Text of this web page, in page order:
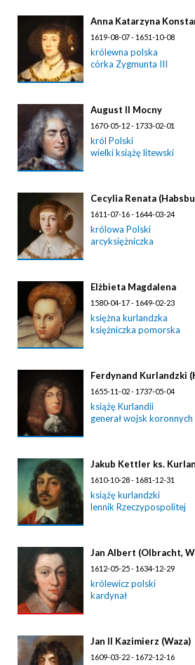
Anna Katarzyna
1619-08-07 - 1651-10-08
królewna polska
córka Zygmunta III
August II Mocny
1670-05-12 - 1733-02-01
król Polski
wielki książę litewski
Cecylia Renata
1611-07-16 - 1644-03-24
królowa Polski
arcyksiężniczka
Elżbieta Magdalena
1580-04-17 - 1649-02-23
księżna kurlandzka
księżniczka pomorska
Ferdynand Kurlandzki
1655-11-02 - 1737-05-04
książę Kurlandii
generał wojsk koronnych
Jakub Kettler ks.
1610-10-28 - 1681-12-31
książę kurlandzki
lennik Rzeczypospolitej
Jan Albert (Olbracht,
1612-05-25 - 1634-12-29
królewicz polski
kardynał
Jan II Kazimierz (Waza)
1609-03-22 - 1672-12-16